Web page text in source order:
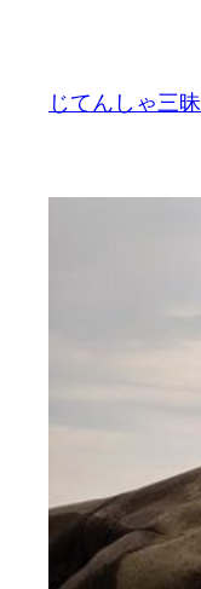
じてんしゃ三昧